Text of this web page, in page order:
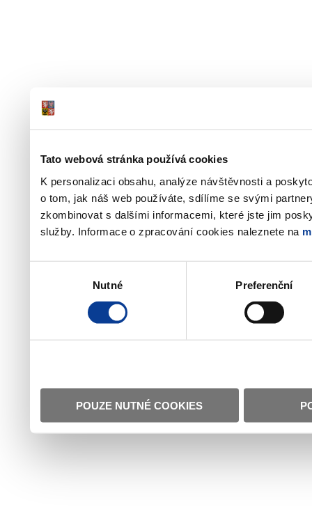
Tato webová stránka používá cookies
K personalizaci obsahu, analýze návštěvnosti a
o tom, jak náš web používáte, sdílíme se svými
zkombinovat s dalšími informacemi, které jste jim
služby. Informace o zpracování cookies naleznete na
Nutné Preferenční
POUZE NUTNÉ COOKIES